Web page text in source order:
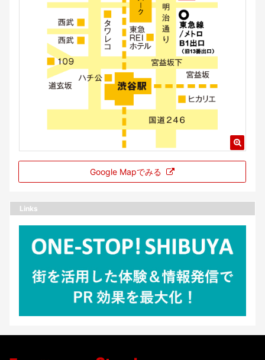
Google Mapでみる
Links